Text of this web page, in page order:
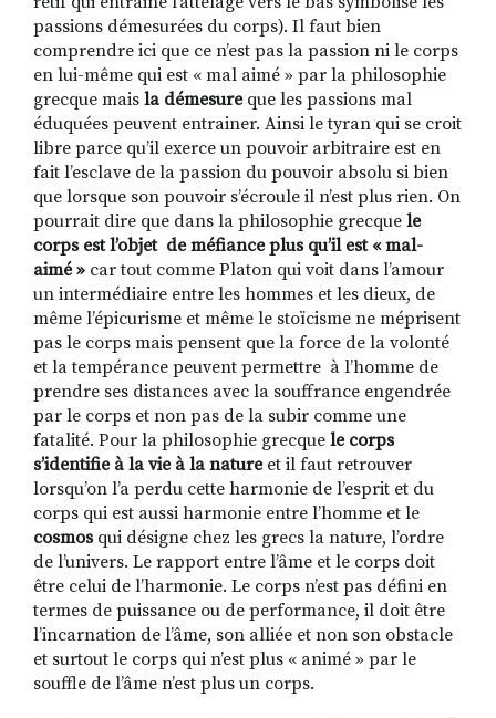
passions démesurées du corps). Il faut bien
comprendre ici que ce n’est pas la passion ni le corps
en lui-même qui est « mal aimé » par la philosophie
grecque mais la démesureque les passions mal
éduquées peuvent entrainer. Ainsi le tyran qui se croit
libre parce qu’il exerce un pouvoir arbitraire est en
fait l’esclave de la passion du pouvoir absolu si bien
que lorsque son pouvoir s’écroule il n’est plus rien. On
pourrait dire que dans la philosophie grecque le
corps est l’objet de méfiance plus qu’il est « mal-
aimé » car tout comme Platon qui voit dans l’amour
un intermédiaire entre les hommes et les dieux, de
même l’épicurisme et même le stoïcisme ne méprisent
pas le corps mais pensent que la force de la volonté
et la tempérance peuvent permettre à l’homme de
prendre ses distances avec la souffrance engendrée
par le corps et non pas de la subir comme une
fatalité. Pour la philosophie grecque le corps
s’identifie à la vie à la natureet il faut retrouver
lorsqu’on l’a perdu cette harmonie de l’esprit et du
corps qui est aussi harmonie entre l’homme et le
cosmosqui désigne chez les grecs la nature, l’ordre
de l’univers. Le rapport entre l’âme et le corps doit
être celui de l’harmonie. Le corps n’est pas défini en
termes de puissance ou de performance, il doit être
l’incarnation de l’âme, son alliée et non son obstacle
et surtout le corps qui n’est plus « animé » par le
souffle de l’âme n’est plus un corps.